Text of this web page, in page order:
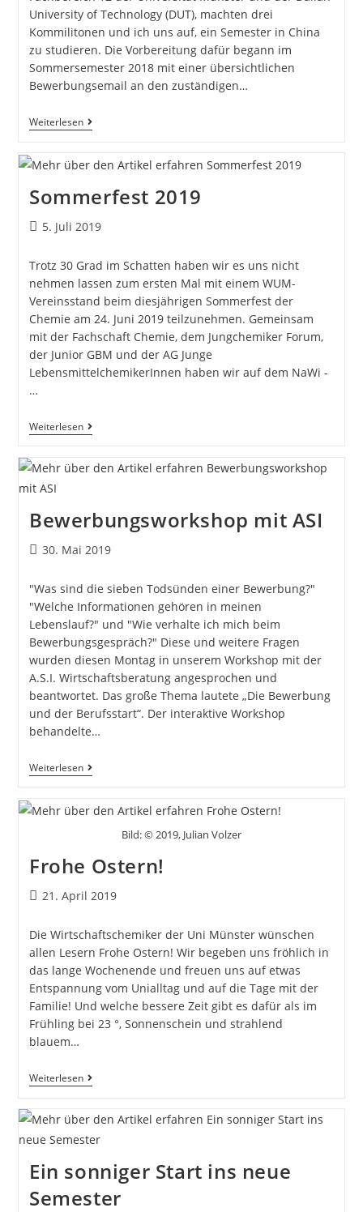
University of Technology (DUT), machten drei
Kommilitonen und ich uns auf, ein Semester in China
zu studieren. Die Vorbereitung dafür begann im
Sommersemester 2018 mit einer übersichtlichen
Bewerbungsemail an den zuständigen…
Weiterlesen
Sommerfest 2019
5. Juli 2019
Trotz 30 Grad im Schatten haben wir es uns nicht
nehmen lassen zum ersten Mal mit einem WUM-
Vereinsstand beim diesjährigen Sommerfest der
Chemie am 24. Juni 2019 teilzunehmen. Gemeinsam
mit der Fachschaft Chemie, dem Jungchemiker Forum,
der Junior GBM und der AG Junge
LebensmittelchemikerInnen haben wir auf dem NaWi -
…
Weiterlesen
Bewerbungsworkshop mit ASI
30. Mai 2019
"Was sind die sieben Todsünden einer Bewerbung?"
"Welche Informationen gehören in meinen
Lebenslauf?" und "Wie verhalte ich mich beim
Bewerbungsgespräch?" Diese und weitere Fragen
wurden diesen Montag in unserem Workshop mit der
A.S.I. Wirtschaftsberatung angesprochen und
beantwortet. Das große Thema lautete „Die Bewerbung
und der Berufsstart“. Der interaktive Workshop
behandelte…
Weiterlesen
Bild: © 2019, Julian Volzer
Frohe Ostern!
21. April 2019
Die Wirtschaftschemiker der Uni Münster wünschen
allen Lesern Frohe Ostern! Wir begeben uns fröhlich in
das lange Wochenende und freuen uns auf etwas
Entspannung vom Unialltag und auf die Tage mit der
Familie! Und welche bessere Zeit gibt es dafür als im
Frühling bei 23 °, Sonnenschein und strahlend
blauem…
Weiterlesen
Ein sonniger Start ins neue
Semester